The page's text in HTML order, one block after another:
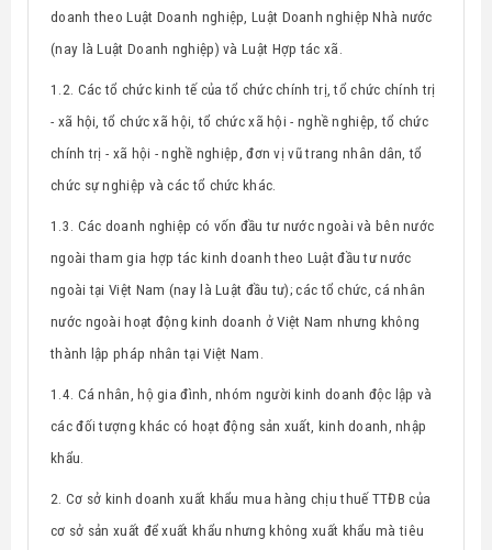
doanh theo Luật Doanh nghiệp, Luật Doanh nghiệp Nhà nước
(nay là Luật Doanh nghiệp) và Luật Hợp tác xã.
1.2. Các tổ chức kinh tế của tổ chức chính trị, tổ chức chính trị
- xã hội, tổ chức xã hội, tổ chức xã hội - nghề nghiệp, tổ chức
chính trị - xã hội - nghề nghiệp, đơn vị vũ trang nhân dân, tổ
chức sự nghiệp và các tổ chức khác.
1.3. Các doanh nghiệp có vốn đầu tư nước ngoài và bên nước
ngoài tham gia hợp tác kinh doanh theo Luật đầu tư nước
ngoài tại Việt Nam (nay là Luật đầu tư); các tổ chức, cá nhân
nước ngoài hoạt động kinh doanh ở Việt Nam nhưng không
thành lập pháp nhân tại Việt Nam.
1.4. Cá nhân, hộ gia đình, nhóm người kinh doanh độc lập và
các đối tượng khác có hoạt động sản xuất, kinh doanh, nhập
khẩu.
2. Cơ sở kinh doanh xuất khẩu mua hàng chịu thuế TTĐBcủa
cơ sở sản xuất để xuất khẩu nhưng không xuất khẩu mà tiêu